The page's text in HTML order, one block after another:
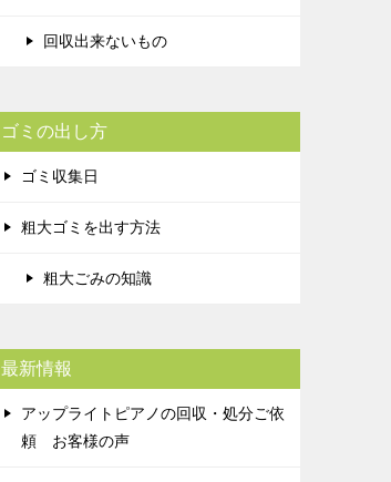
回収出来ないもの
ゴミの出し方
ゴミ収集日
粗大ゴミを出す方法
粗大ごみの知識
最新情報
アップライトピアノの回収・処分ご依
頼 お客様の声